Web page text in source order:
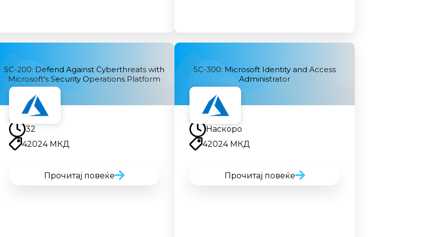
SC-200: Defend Against Cyberthreats with
Microsoft's Security Operations Platform
Наскоро
32
42024 МКД
Прочитај повеќе
SC-300: Microsoft Identity and Access
Administrator
Наскоро
Наскоро
42024 МКД
Прочитај повеќе